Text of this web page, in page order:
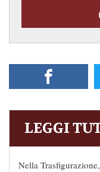
LEGGI
Nella